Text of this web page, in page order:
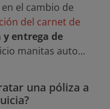
el cambio de
del carnet de
y entrega de
manitas auto...
una póliza a